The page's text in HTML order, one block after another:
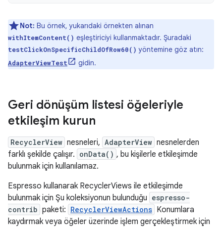
Not: Bu örnek, yukarıdaki örnekten alınan
withItemContent() eşleştiriciyi kullanmaktadır. Şuradaki
testClickOnSpecificChildOfRow60() yöntemine göz atın:
AdapterViewTest gidin.
Geri dönüşüm listesi öğeleriyle
etkileşim kurun
RecyclerView nesneleri, AdapterView nesnelerden
farklı şekilde çalışır. onData() , bu kişilerle etkileşimde
bulunmak için kullanılamaz.
Espresso kullanarak RecyclerViews ile etkileşimde
bulunmak için Şu koleksiyonun bulunduğu espresso-
contrib paketi: RecyclerViewActions Konumlara
kaydırmak veya öğeler üzerinde işlem gerçekleştirmek için